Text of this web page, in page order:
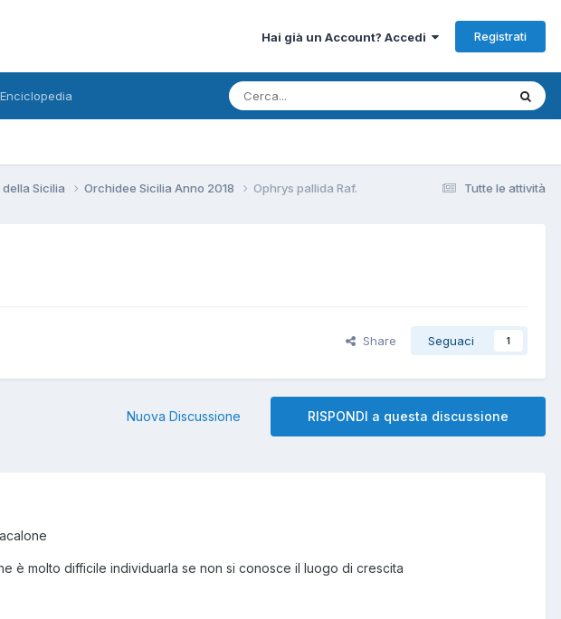
Hai già un Account? Accedi Registrati
Tutte le attività
Sicilia Orchidee Sicilia Anno 2018 Ophrys pallida Raf.
Share Seguaci 1
RISPONDI a questa discussione
Nuova Discussione
è molto difficile individuarla se non si conosce il luogo di crescita